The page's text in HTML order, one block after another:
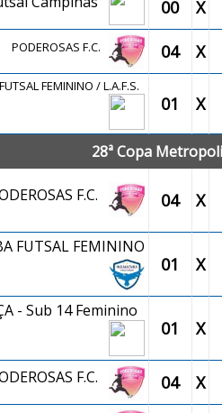
00 X
PODEROSAS F.C. 04 X
FEMININO / L.A.F.S.
01 X
28ª Copa
F.C. 04 X
FUTSAL FEMININO
01 X
- Sub 14 Feminino
01 X
F.C. 04 X